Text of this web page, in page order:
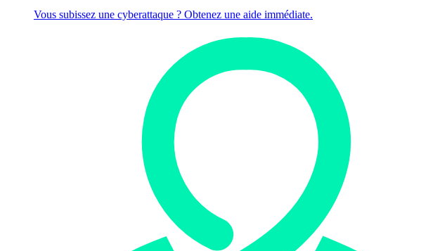
Vous subissez une cyberattaque ? Obtenez une aide immédiate.